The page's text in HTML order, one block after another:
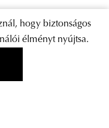
hogy biztonságos
élményt nyújtsa.